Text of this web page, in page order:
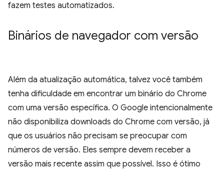
fazem testes automatizados.
Binários de navegador com versão
Além da atualização automática, talvez você também
tenha dificuldade em encontrar um binário do Chrome
com uma versão específica. O Google intencionalmente
não disponibiliza downloads do Chrome com versão, já
que os usuários não precisam se preocupar com
números de versão. Eles sempre devem receber a
versão mais recente assim que possível. Isso é ótimo